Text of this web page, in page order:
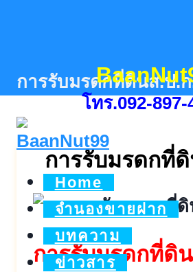
โทร.092-897-
Home
จำนองขายฝาก
บทความ
ข่าวสาร
การรับมรดกที่ดินส.ป.
การรับมรดกที่
การรับมรดกที่ดิ